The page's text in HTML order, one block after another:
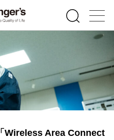
Wireless Area Connect